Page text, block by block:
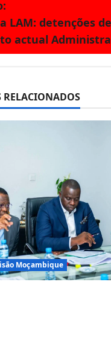
LAM: detenções
actual
RELACIONADOS
Moçambique